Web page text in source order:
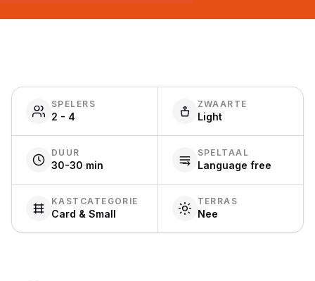
SPELERS
2 - 4
ZWAARTE
Light
DUUR
30-30 min
SPELTAAL
Language free
KASTCATEGORIE
Card & Small
TERRAS
Nee